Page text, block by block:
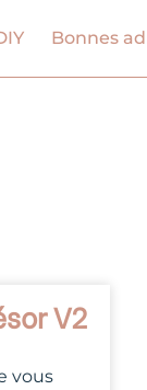
Bonnes
V2
vous